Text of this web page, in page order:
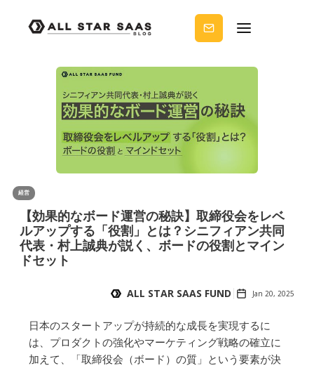
ノウ
ハウ
を受
りま
経営
【効果的なボード運営の秘訣】取締役会をレベ
ルアップする「役割」とは？シニフィアン共同
代表・村上誠典が説く、ボードの役割とマイン
ドセット
ALL STAR SAAS FUND Jan 20, 2025
日本のスタートアップが持続的な成長を実現するに
は、プロダクトの強化やマーケティング戦略の確立に
加えて、「取締役会（ボード）の質」という要素が決